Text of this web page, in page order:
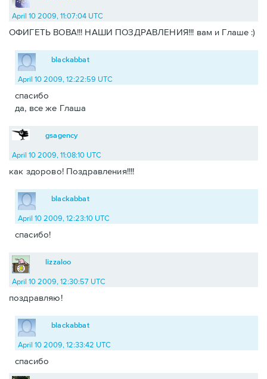
April 10 2009, 11:07:04 UTC
ОФИГЕТЬ ВОВА!!! НАШИ ПОЗДРАВЛЕНИЯ!!! вам и Глаше :)
blackabbat
April 10 2009, 12:22:59 UTC
спасибо
да, все же Глаша
gsagency
April 10 2009, 11:08:10 UTC
как здорово! Поздравления!!!!
blackabbat
April 10 2009, 12:23:10 UTC
спасибо!
lizzaloo
April 10 2009, 12:30:57 UTC
поздравляю!
blackabbat
April 10 2009, 12:33:42 UTC
спасибо